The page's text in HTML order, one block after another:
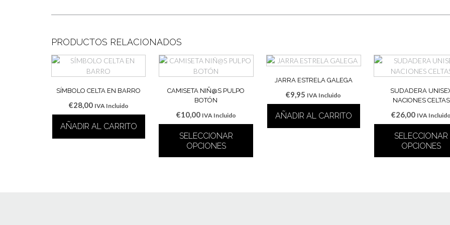
PRODUCTOS RELACIONADOS
SÍMBOLO CELTA EN BARRO
€28,00 IVA Incluido
AÑADIR AL CARRITO
CAMISETA NIÑ@S PULPO
BOTÓN
€10,00 IVA Incluido
SELECCIONAR
OPCIONES
JARRA ESTRELA GALEGA
€9,95 IVA Incluido
AÑADIR AL CARRITO
SUDADERA
NACIONES CELTAS
€26,00 IVA Incluido
SELECCIONAR
OPCIONES